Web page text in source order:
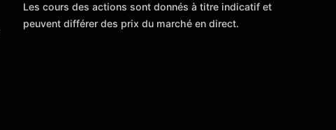
Les cours des actions sont donnés à titre indicatif et
peuvent différer des prix du marché en direct.